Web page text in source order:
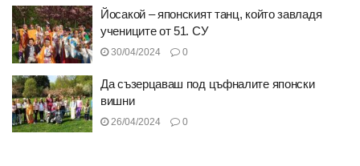
Йосакой – японският танц, който завладя
учениците от 51. СУ
30/04/2024 0
Да съзерцаваш под цъфналите японски
вишни
26/04/2024 0